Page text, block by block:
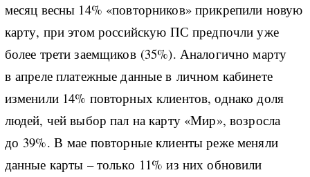
месяц весны 14% «повторников» прикрепили новую
карту, при этом российскую ПС предпочли уже
более трети заемщиков (35%). Аналогично марту
в апреле платежные данные в личном кабинете
изменили 14% повторных клиентов, однако доля
людей, чей выбор пал на карту «Мир», возросла
до 39%. В мае повторные клиенты реже меняли
данные карты – только 11% из них обновили